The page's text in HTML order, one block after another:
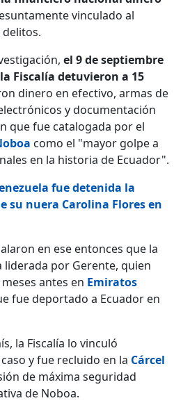
vinculado al
el 9 de septiembre
Fiscalía detuvieron a 15
dinero en efectivo, armas de
y documentación
que fue catalogada por el
como el "mayor golpe a
en la historia de Ecuador".
fue detenida la
su nuera Carolina Flores en
en ese entonces que la
liderada por Gerente, quien
antes en Emiratos
fue deportado a Ecuador en
la Fiscalía lo vinculó
y fue recluido en la Cárcel
de máxima seguridad
de Noboa.